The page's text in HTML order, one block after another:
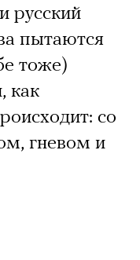
русский
пытаются
тоже)
как
со
гневом и